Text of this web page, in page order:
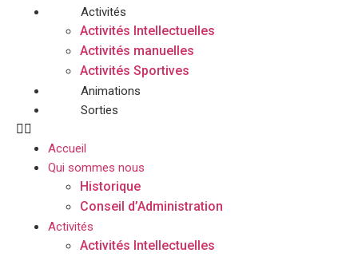
Activités
Activités Intellectuelles
Activités manuelles
Activités Sportives
Animations
Sorties
Accueil
Qui sommes nous
Historique
Conseil d’Administration
Activités
Activités Intellectuelles